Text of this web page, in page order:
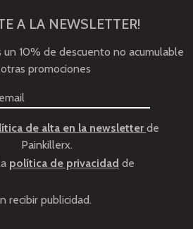
A LA NEWSLETTER!
10% de descuento no acumulable
promociones
de alta en la newsletterde
Painkillerx.
política de privacidad de
recibir publicidad.